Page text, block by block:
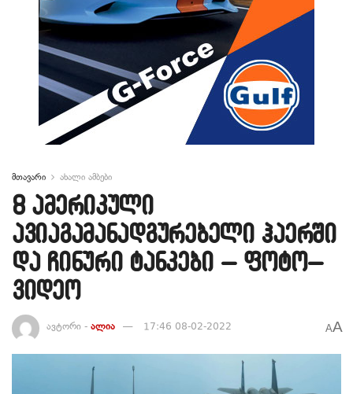
მთავარი ახალი ამბები
8 ამერიკული
ავიაგამანადგურებელი ჰაერში
და ჩინური ტანკები – ფოტო–
ვიდეო
ავტორი - ალია 17:46 08-02-2022 AA